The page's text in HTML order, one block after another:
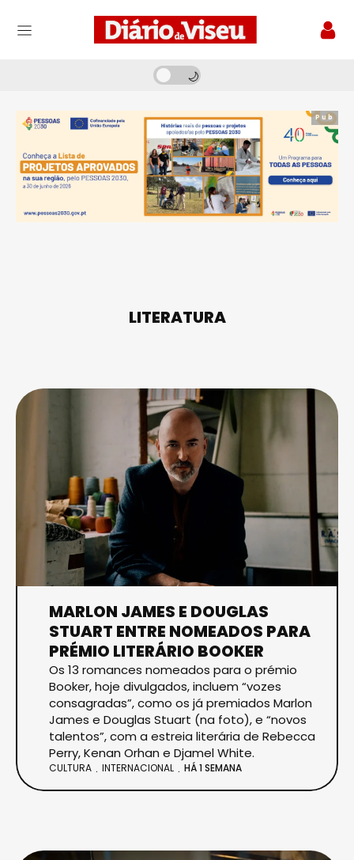
Pub
LITERATURA
MARLON JAMES E DOUGLAS
STUART ENTRE NOMEADOS PARA
PRÉMIO LITERÁRIO BOOKER
Os 13 romances nomeados para o prémio
Booker, hoje divulgados, incluem “vozes
consagradas”, como os já premiados Marlon
James e Douglas Stuart (na foto), e “novos
talentos”, com a estreia literária de Rebecca
Perry, Kenan Orhan e Djamel White.
CULTURA INTERNACIONAL HÁ 1 SEMANA